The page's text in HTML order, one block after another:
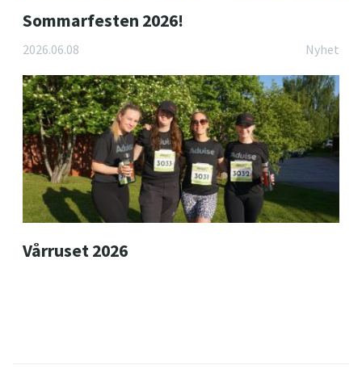
Sommarfesten 2026!
2026.06.08 Nyhet
Vårruset 2026